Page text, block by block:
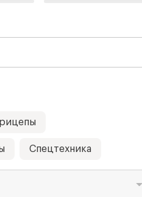
Спецтехника